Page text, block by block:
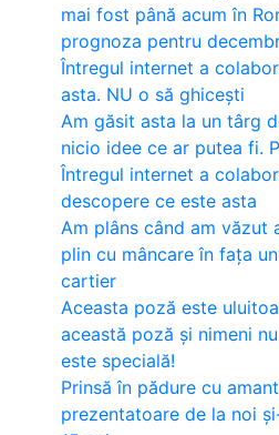
mai fost până acum în
prognoza pentru
Întregul internet a
asta. NU o să ghicești
Am găsit asta la un târg
nicio idee ce ar putea fi.
Întregul internet a
descopere ce este asta
Am plâns când am văzut
plin cu mâncare în fața
cartier
Aceasta poză este
această poză și nimeni
este specială!
Prinsă în pădure cu
prezentatoare de la noi